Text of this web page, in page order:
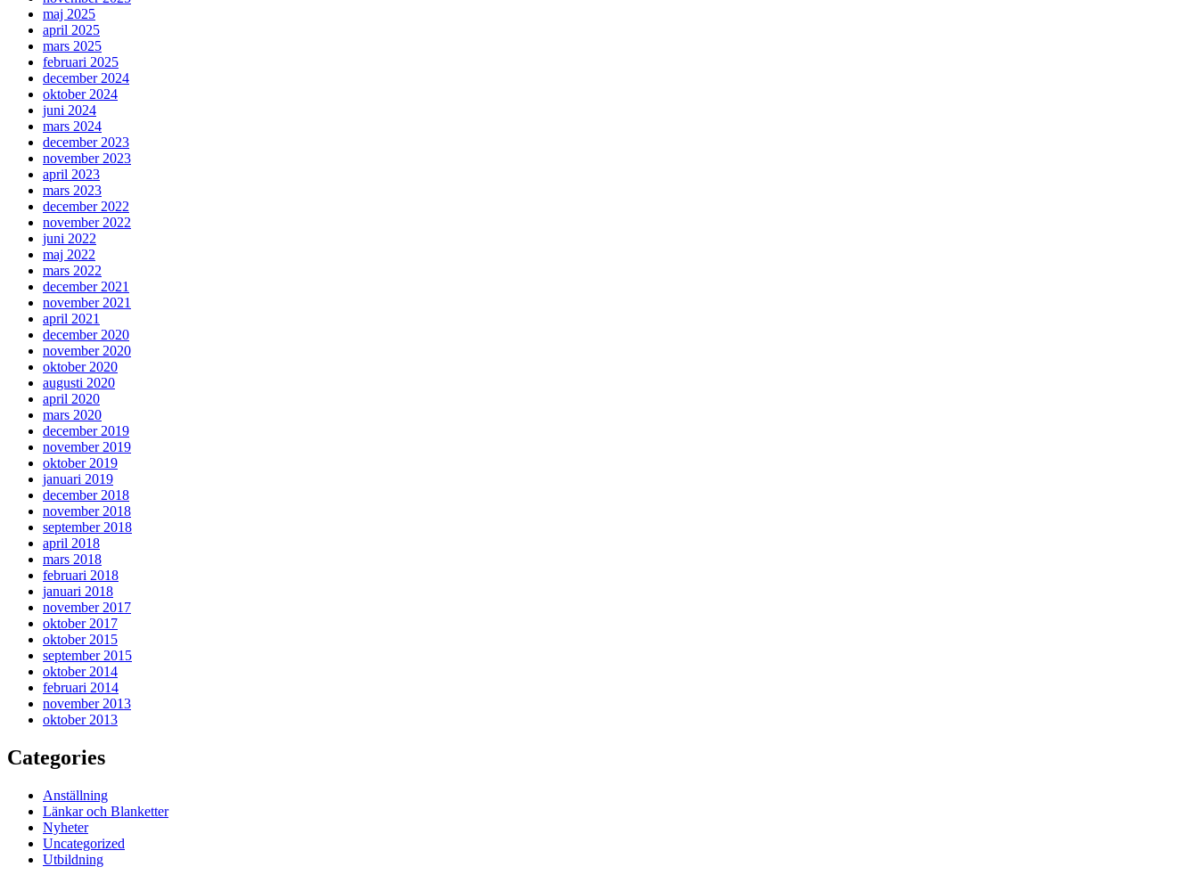
maj 2025
april 2025
mars 2025
februari 2025
december 2024
oktober 2024
juni 2024
mars 2024
december 2023
november 2023
april 2023
mars 2023
december 2022
november 2022
juni 2022
maj 2022
mars 2022
december 2021
november 2021
april 2021
december 2020
november 2020
oktober 2020
augusti 2020
april 2020
mars 2020
december 2019
november 2019
oktober 2019
januari 2019
december 2018
november 2018
september 2018
april 2018
mars 2018
februari 2018
januari 2018
november 2017
oktober 2017
oktober 2015
september 2015
oktober 2014
februari 2014
november 2013
oktober 2013
Categories
Anställning
Länkar och Blanketter
Nyheter
Uncategorized
Utbildning